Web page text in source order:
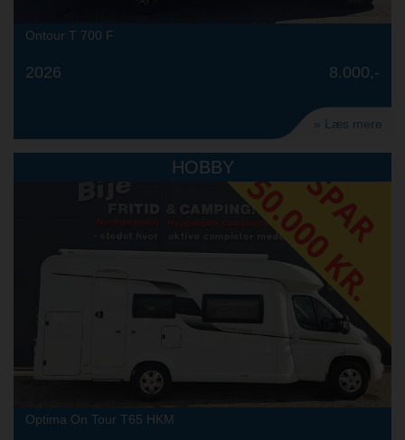
Ontour T 700 F
2026 8.000,-
» Læs mere
HOBBY
Optima On Tour T65 HKM